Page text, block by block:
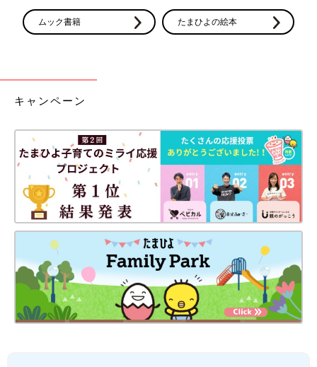
ムック書籍 たまひよの絵本
キャンペーン